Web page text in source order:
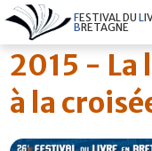
FESTIVALDU LI
BRETAGNE
2015 - La
à la